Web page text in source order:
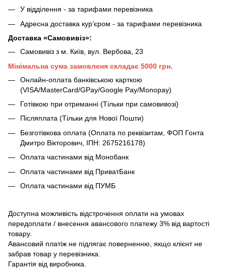
У відділення - за тарифами перевізника
Адресна доставка кур’єром - за тарифами перевізника
Доставка «Самовивіз»:
Самовивіз з м. Київ, вул. Вербова, 23
Мінімальна сума замовленя складає 5000 грн.
Онлайн-оплата банківською карткою
(VISA/MasterCard/GPay/Google Pay/Monopay)
Готівкою при отриманні (Тільки при самовивозі)
Післяплата (Тільки для Нової Пошти)
Безготівкова оплата (Оплата по реквізитам, ФОП Гонта
Дмитро Вікторович, ІПН: 2675216178)
Оплата частинами від Монобанк
Оплата частинами від ПриватБанк
Оплата частинами від ПУМБ
Доступна можливість відстрочення оплати на умовах
передоплати / внесення авансового платежу 3% від вартості
товару.
Авансовий платіж не підлягає поверненню, якщо клієнт не
забрав товар у перевізника.
Гарантія від виробника.